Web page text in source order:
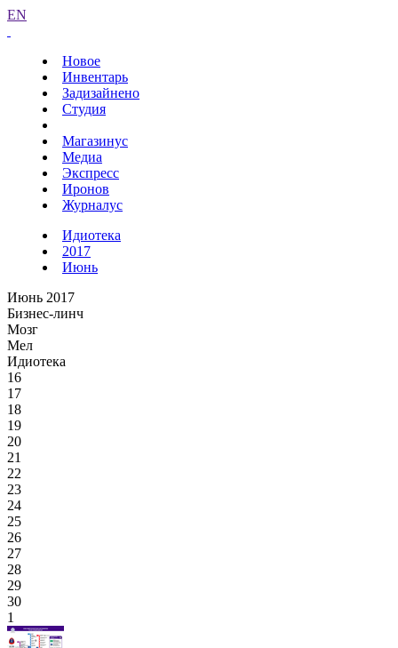
EN
Новое
Инвентарь
Задизайнено
Студия
Магазинус
Медиа
Экспресс
Иронов
Журналус
Идиотека
2017
Июнь
Июнь 2017
Бизнес-линч
Мозг
Мел
Идиотека
16
17
18
19
20
21
22
23
24
25
26
27
28
29
30
1